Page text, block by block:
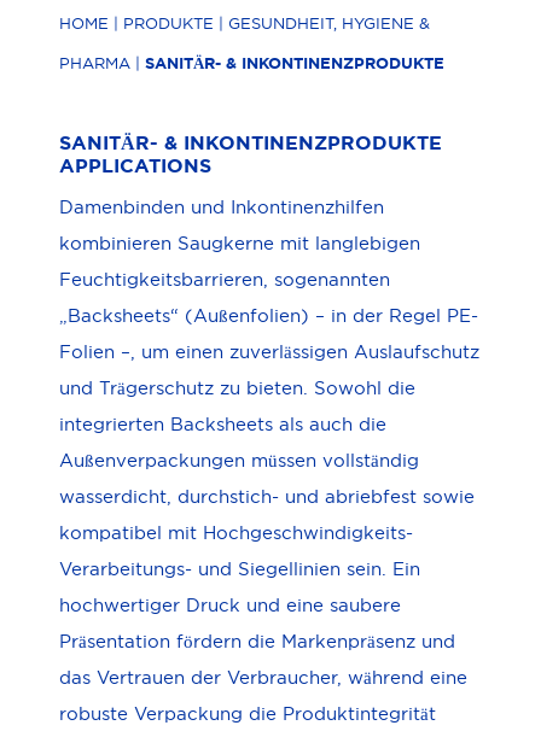
HOME PRODUKTE GESUNDHEIT, HYGIENE &
PHARMA SANITÄR- & INKONTINENZPRODUKTE
SANITÄR- & INKONTINENZPRODUKTE
APPLICATIONS
Damenbinden und Inkontinenzhilfen
kombinieren Saugkerne mit langlebigen
Feuchtigkeitsbarrieren, sogenannten
„Backsheets“ (Außenfolien) – in der Regel PE-
Folien –, um einen zuverlässigen Auslaufschutz
und Trägerschutz zu bieten. Sowohl die
integrierten Backsheets als auch die
Außenverpackungen müssen vollständig
wasserdicht, durchstich- und abriebfest sowie
kompatibel mit Hochgeschwindigkeits-
Verarbeitungs- und Siegellinien sein. Ein
hochwertiger Druck und eine saubere
Präsentation fördern die Markenpräsenz und
das Vertrauen der Verbraucher, während eine
robuste Verpackung die Produktintegrität